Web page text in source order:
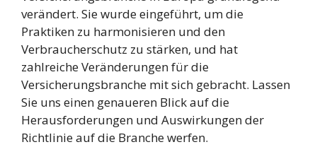
verändert. Sie wurde eingeführt, um die
Praktiken zu harmonisieren und den
Verbraucherschutz zu stärken, und hat
zahlreiche Veränderungen für die
Versicherungsbranche mit sich gebracht. Lassen
Sie uns einen genaueren Blick auf die
Herausforderungen und Auswirkungen der
Richtlinie auf die Branche werfen.